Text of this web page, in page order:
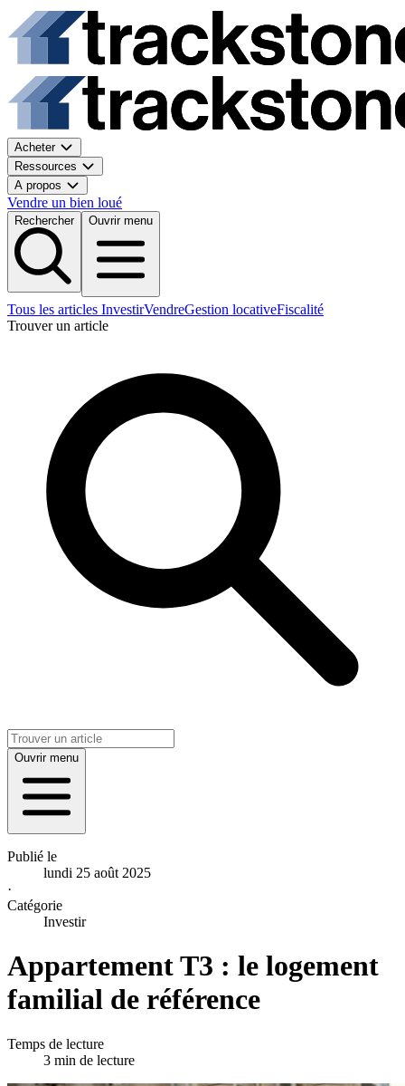
Acheter
Ressources
A propos
Vendre un bien loué
Rechercher Ouvrir menu
Tous les articles InvestirVendreGestion locativeFiscalité
Trouver un article
Ouvrir menu
Publié le
lundi 25 août 2025
·
Catégorie
Investir
Appartement T3 : le logement
familial de référence
Temps de lecture
3 min de lecture